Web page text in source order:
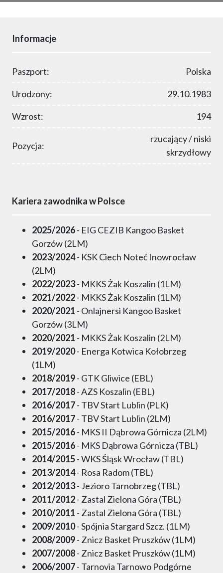
Informacje
Paszport: Polska
Urodzony: 29.10.1983
Wzrost: 194
Pozycja:
rzucający / niski
skrzydłowy
Kariera zawodnika w Polsce
2025/2026- EIG CEZIB Kangoo Basket
Gorzów (2LM)
2023/2024- KSK Ciech Noteć Inowrocław
(2LM)
2022/2023- MKKS Żak Koszalin (1LM)
2021/2022- MKKS Żak Koszalin (1LM)
2020/2021 - Onlajnersi Kangoo Basket
Gorzów (3LM)
2020/2021 - MKKS Żak Koszalin (2LM)
2019/2020- Energa Kotwica Kołobrzeg
(1LM)
2018/2019- GTK Gliwice (EBL)
2017/2018- AZS Koszalin (EBL)
2016/2017- TBV Start Lublin (PLK)
2016/2017- TBV Start Lublin (2LM)
2015/2016- MKS II Dąbrowa Górnicza (2LM)
2015/2016- MKS Dąbrowa Górnicza (TBL)
2014/2015- WKS Śląsk Wrocław (TBL)
2013/2014- Rosa Radom (TBL)
2012/2013- Jezioro Tarnobrzeg (TBL)
2011/2012- Zastal Zielona Góra (TBL)
2010/2011 - Zastal Zielona Góra (TBL)
2009/2010- Spójnia Stargard Szcz. (1LM)
2008/2009- Znicz Basket Pruszków (1LM)
2007/2008- Znicz Basket Pruszków (1LM)
2006/2007- Tarnovia Tarnowo Podgórne